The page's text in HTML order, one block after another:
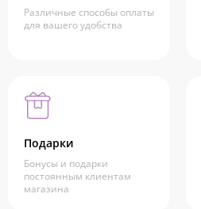
Различные способы оплаты
для вашего удобства
Подарки
Бонусы и подарки
постоянным клиентам
магазина